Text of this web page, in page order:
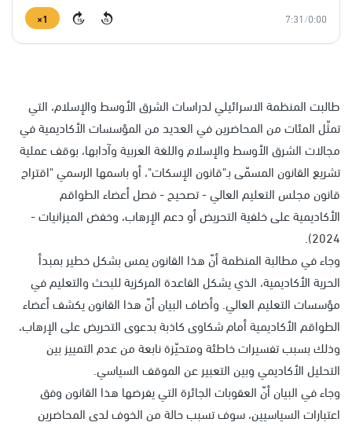
0:00
/
7:31
15
15
1×
طالبت المنظمة الاسرائيلي لدراسات الشرق الأوسط والإسلام، التي
تمثّل المئات من المحاضرين في العديد من المؤسسات الأكاديمية في
مجالات الشرق الأوسط والإسلام واللغة العربية وآدابها، بوقف عملية
تشريع القانون المسمّى بـ"قانون الإسكات"، أو باسمها الرسمي "اقتراح
قانون مجلس التعليم العالي - تصحيح - فصل أعضاء الطواقم
الأكاديمية على خلفية التحريض أو دعم الإرهاب، وخفض الميزانيات -
2024).
وجاء في مطالبة المنظمة أنّ هذا القانون يمس بشكل خطير بمبدأ
الحرية الأكاديمية، الذي يشكل القاعدة المركزية للبحث والتعليم في
مؤسسات التعليم العالي. وأضاف البيان أنّ هذا القانون يكشف أعضاء
الطواقم الأكاديمية أمام شكاوى كاذبة بدعوى التحريض على الإرهاب،
وذلك بسبب تفسيرات خاطئة ومتحيّزة نابعة من عدم التمييز بين
التحليل الأكاديمي وبين التعبير عن الموقف السياسي.
وجاء في البيان أنّ العقوبات الجائرة التي يفرضها هذا القانون وفق
اعتبارات السياسيين، سوف تسبب حالة من الخوف لدى المحاضرين